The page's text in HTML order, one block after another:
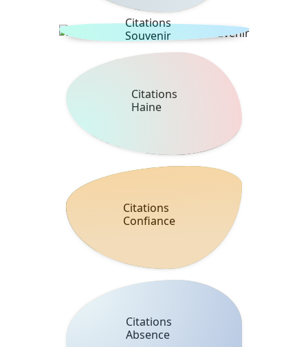
Citations
Souvenir
Citations
Haine
Citations
Confiance
Citations
Absence